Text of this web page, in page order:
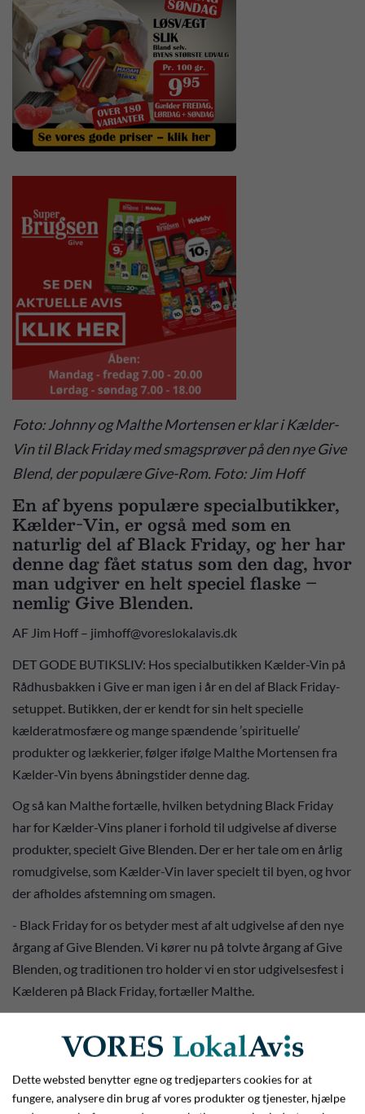
Foto: Johnny og Malthe Mortensen er klar i Kælder-
Vin til Black Friday med smagsprøver på den nye Give
Blend, der populære Give-Rom. Foto: Jim Hoff
En af byens populære specialbutikker,
Kælder-Vin, er også med som en
naturlig del af Black Friday, og her har
denne dag fået status som den dag, hvor
man udgiver en helt speciel flaske –
nemlig Give Blenden.
AF Jim Hoff – jimhoff@voreslokalavis.dk
DET GODE BUTIKSLIV: Hos specialbutikken Kælder-Vin på
Rådhusbakken i Give er man igen i år en del af Black Friday-
setuppet. Butikken, der er kendt for sin helt specielle
kælderatmosfære og mange spændende ’spirituelle’
produkter og lækkerier, følger ifølge Malthe Mortensen fra
Kælder-Vin byens åbningstider denne dag.
Og så kan Malthe fortælle, hvilken betydning Black Friday
har for Kælder-Vins planer i forhold til udgivelse af diverse
produkter, specielt Give Blenden. Der er her tale om en årlig
romudgivelse, som Kælder-Vin laver specielt til byen, og hvor
der afholdes afstemning om smagen.
- Black Friday for os betyder mest af alt udgivelse af den nye
årgang af Give Blenden. Vi kører nu på tolvte årgang af Give
Blenden, og traditionen tro holder vi en stor udgivelsesfest i
Kælderen på Black Friday, fortæller Malthe.
baner, og så vil man også på Black Friday kunne tage et par
pris.
Dette websted benytter egne og tredjeparters cookies for at
fungere, analysere din brug af vores produkter og tjenester, hjælpe